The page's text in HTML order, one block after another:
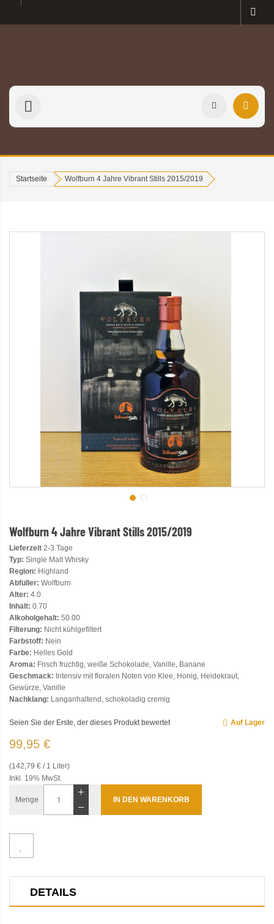
Startseite Wolfburn 4 Jahre Vibrant Stills 2015/2019
Wolfburn 4 Jahre Vibrant Stills 2015/2019
Lieferzeit 2-3 Tage
Typ: Single Malt Whisky
Region: Highland
Abfüller: Wolfburn
Alter: 4.0
Inhalt: 0.70
Alkoholgehalt: 50.00
Filterung: Nicht kühlgefiltert
Farbstoff: Nein
Farbe: Helles Gold
Aroma: Frisch fruchtig, weiße Schokolade, Vanille, Banane
Geschmack: Intensiv mit floralen Noten von Klee, Honig, Heidekraut,
Gewürze, Vanille
Nachklang: Langanhaltend, schokoladig cremig
Auf Lager
Seien Sie der Erste, der dieses Produkt bewertet
99,95 €
(142,79 € / 1 Liter)
Inkl. 19% MwSt.
Menge IN DEN WARENKORB
DETAILS